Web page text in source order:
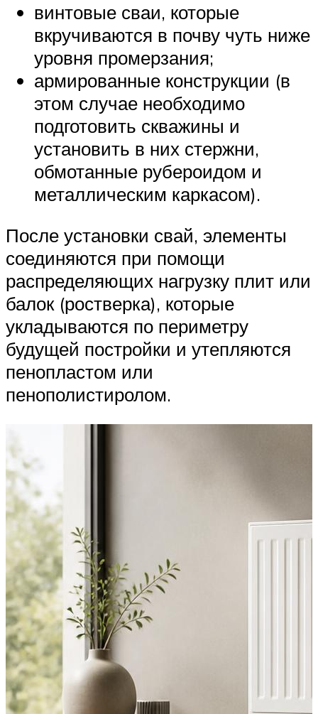
винтовые сваи, которые
вкручиваются в почву чуть ниже
уровня промерзания;
армированные конструкции (в
этом случае необходимо
подготовить скважины и
установить в них стержни,
обмотанные рубероидом и
металлическим каркасом).
После установки свай, элементы
соединяются при помощи
распределяющих нагрузку плит или
балок (ростверка), которые
укладываются по периметру
будущей постройки и утепляются
пенопластом или
пенополистиролом.